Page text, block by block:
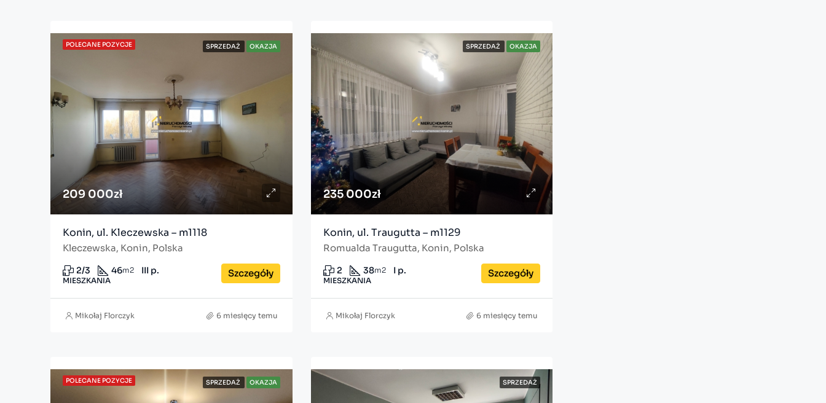
POLECANE POZYCJE SPRZEDAŻ OKAZJA
209 000zł
Konin, ul. Kleczewska – m1118
Kleczewska, Konin, Polska
2/3 46m2 III p.
MIESZKANIA
Szczegóły
Mikołaj Florczyk 6 miesięcy temu
SPRZEDAŻ OKAZJA
235 000zł
Konin, ul. Traugutta – m1129
Romualda Traugutta, Konin, Polska
2 38m2 I p.
MIESZKANIA
Szczegóły
Mikołaj Florczyk 6 miesięcy temu
POLECANE POZYCJE SPRZEDAŻ OKAZJA SPRZEDAŻ